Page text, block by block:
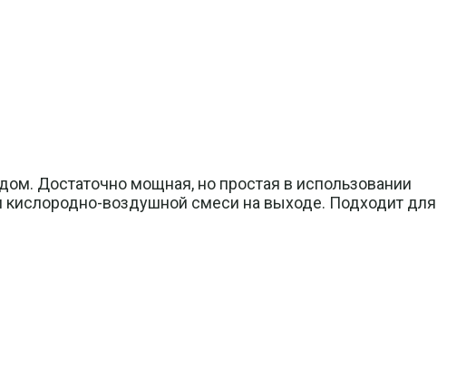
Достаточно мощная, но простая в использовании
воздушной смеси на выходе. Подходит для